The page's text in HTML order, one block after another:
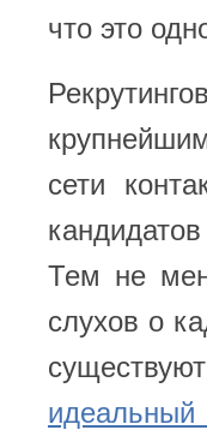
что это
сети
Тем не
слухов о